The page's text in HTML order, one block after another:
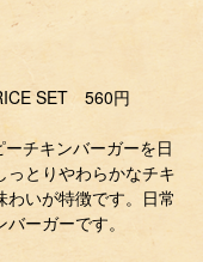
SET 560円
チキンバーガーを日
とりやわらかなチキ
いが特徴です。日常
ーガーです。